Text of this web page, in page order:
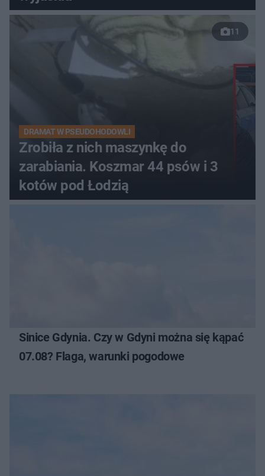
11
DRAMAT W PSEUDOHODOWLI
Zrobiła z nich maszynkę do
zarabiania. Koszmar 44 psów i 3
kotów pod Łodzią
Sinice Gdynia. Czy w Gdyni można się kąpać
07.08? Flaga, warunki pogodowe